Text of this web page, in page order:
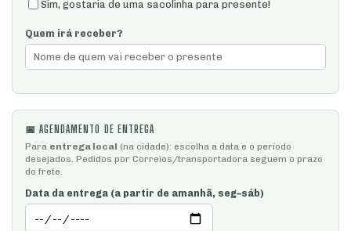
Sim, gostaria de uma sacolinha para presente!
Quem irá receber?
📅 AGENDAMENTO DE ENTREGA
Para entrega local (na cidade): escolha a data e o período
desejados. Pedidos por Correios/transportadora seguem o prazo
do frete.
Data da entrega (a partir de amanhã, seg–sáb)